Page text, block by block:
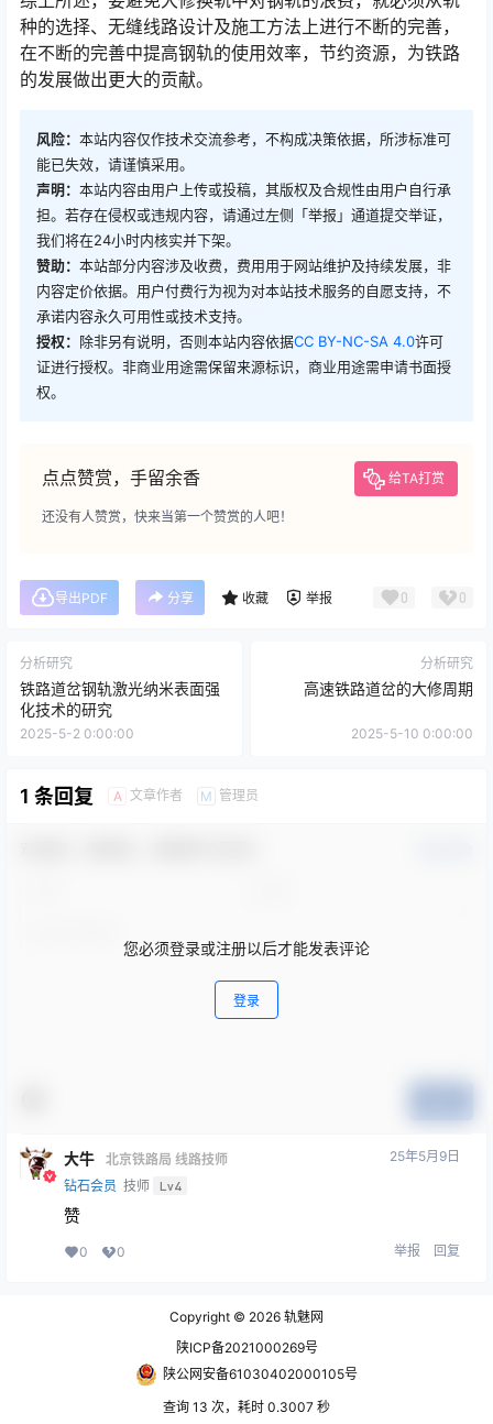
种的选择、无缝线路设计及施工方法上进行不断的完善，
在不断的完善中提高钢轨的使用效率，节约资源，为铁路
的发展做出更大的贡献。󠅅󠅃󠄵󠅂󠄪󠇖󠆨󠆨󠇕󠆞󠆒󠅬󠇘󠆭󠆘󠇙󠆝󠅵󠇗󠆭󠆁󠄐󠇗󠅹󠅸󠇖󠆍󠅳󠇖󠅹󠅰󠇖󠆌󠅹
风险： 本站内容仅作技术交流参考，不构成决策依据，所涉标准可
能已失效，请谨慎采用。
声明： 本站内容由用户上传或投稿，其版权及合规性由用户自行承
担。若存在侵权或违规内容，请通过左侧「举报」通道提交举证，
我们将在24小时内核实并下架。
赞助： 本站部分内容涉及收费，费用用于网站维护及持续发展，非
内容定价依据。用户付费行为视为对本站技术服务的自愿支持，不
承诺内容永久可用性或技术支持。
授权： 除非另有说明，否则本站内容依据CC BY-NC-SA 4.0许可
证进行授权。非商业用途需保留来源标识，商业用途需申请书面授
权。
点点赞赏，手留余香 给TA打赏
还没有人赞赏，快来当第一个赞赏的人吧！
导出PDF 分享 收藏 举报 0 0
分析研究
铁路道岔钢轨激光纳米表面强
化技术的研究
2025-5-2 0:00:00
分析研究
高速铁路道岔的大修周期
2025-5-10 0:00:00
1 条回复 A 文章作者 M 管理员
您必须登录或注册以后才能发表评论
登录
大牛
北京铁路局 线路技师
钻石会员 技师 Lv4
25年5月9日
赞
0 0 举报 回复
Copyright © 2026 轨魅网
陕ICP备2021000269号
陕公网安备61030402000105号
查询 13 次，耗时 0.3007 秒